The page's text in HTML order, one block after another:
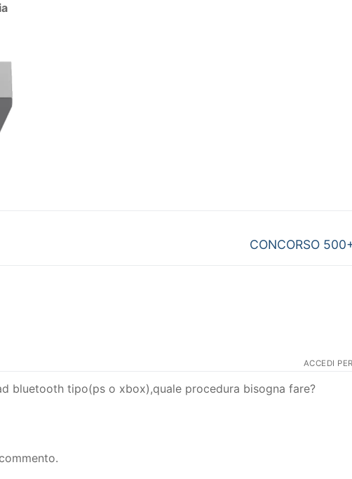
Next
CONCORSO
ACCEDI
bluetooth tipo(ps o xbox),quale procedura bisogna fare?